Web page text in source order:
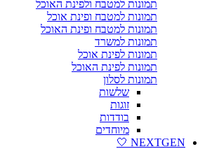
תמונות למטבח ולפינת האוכל
תמונות למטבח ופינת אוכל
תמונות למטבח ופינת האוכל
תמונות למשרד
תמונות לפינת אוכל
תמונות לפינת האוכל
תמונות לסלון
שלשות
זוגות
בודדות
מיוחדים
NEXTGEN 🤍